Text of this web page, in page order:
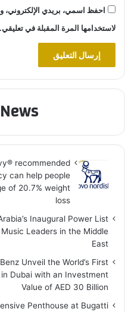
احفظ اسمي، بريدي الإلكتروني،
لاستخدامها المرة المقبلة في تعليقي.
recommended
can help people
of 20.7% weight
loss
Inaugural Power List
Leaders in the Middle
East
Unveil the World’s First
Dubai with an Investment
Value of AED 30 Billion
Penthouse at Bugatti